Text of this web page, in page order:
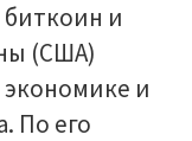
и
(США)
и
По его